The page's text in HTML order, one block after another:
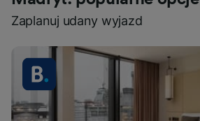
Zaplanuj udany wyjazd